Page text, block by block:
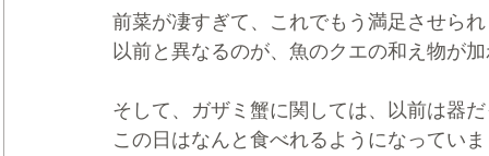
前菜が凄すぎて、これでもう満足させら
以前と異なるのが、魚のクエの和え物が
そして、ガザミ蟹に関しては、以前は器
この日はなんと食べれるようになってい